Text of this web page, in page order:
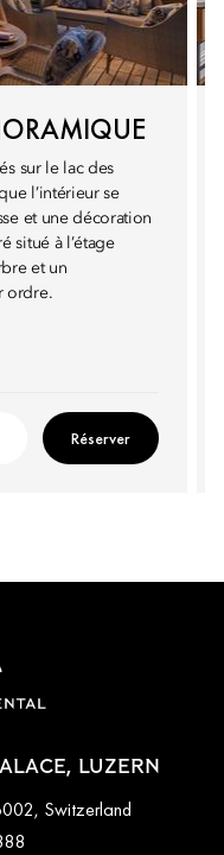
sur le lac des
l’intérieur se
et une décoration
situé à l’étage
et un
ordre.
Réserver
LUZERN
Switzerland